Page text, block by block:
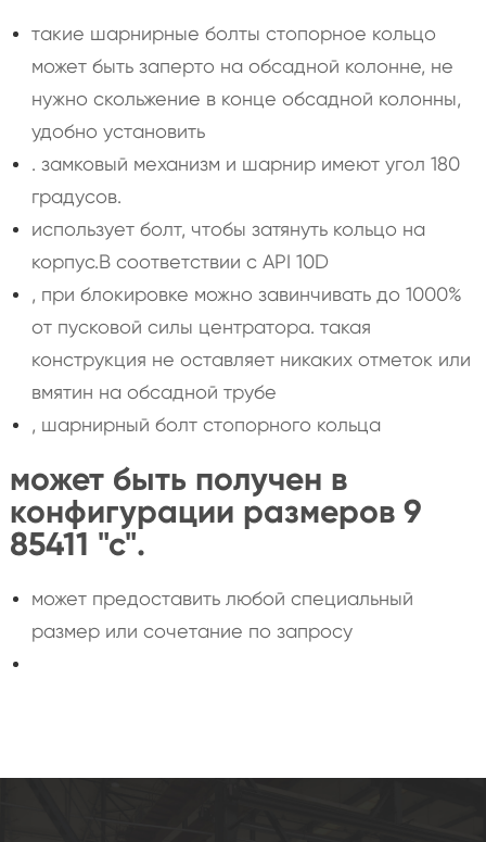
такие шарнирные болты стопорное кольцо
может быть заперто на обсадной колонне, не
нужно скольжение в конце обсадной колонны,
удобно установить
. замковый механизм и шарнир имеют угол 180
градусов.
использует болт, чтобы затянуть кольцо на
корпус.В соответствии с API 10D
, при блокировке можно завинчивать до 1000%
от пусковой силы центратора. такая
конструкция не оставляет никаких отметок или
вмятин на обсадной трубе
, шарнирный болт стопорного кольца
может быть получен в
конфигурации размеров 9
85411 "с".
может предоставить любой специальный
размер или сочетание по запросу